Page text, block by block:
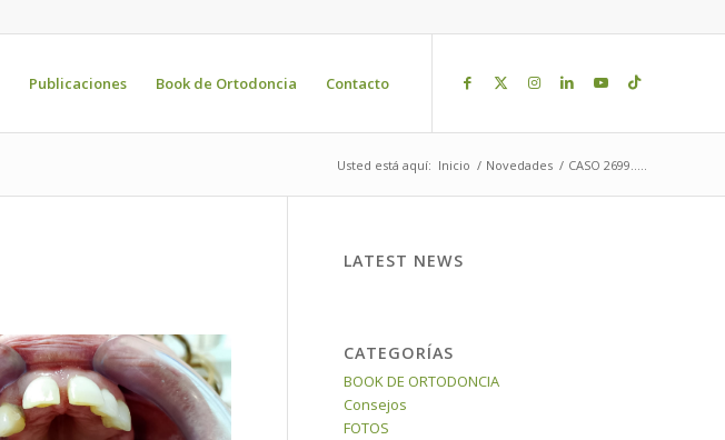
Publicaciones Book de Ortodoncia Contacto
Usted está aquí: Inicio / Novedades / CASO 2699…..
LATEST NEWS
CATEGORÍAS
BOOK DE ORTODONCIA
Consejos
FOTOS